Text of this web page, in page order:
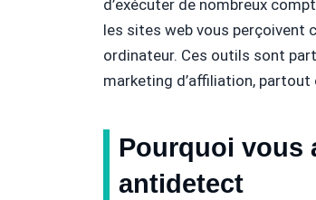
d’exécuter de nombreux
les sites web vous perçoivent
ordinateur. Ces outils sont
marketing d’affiliation,
Pourquoi vous
antidetect